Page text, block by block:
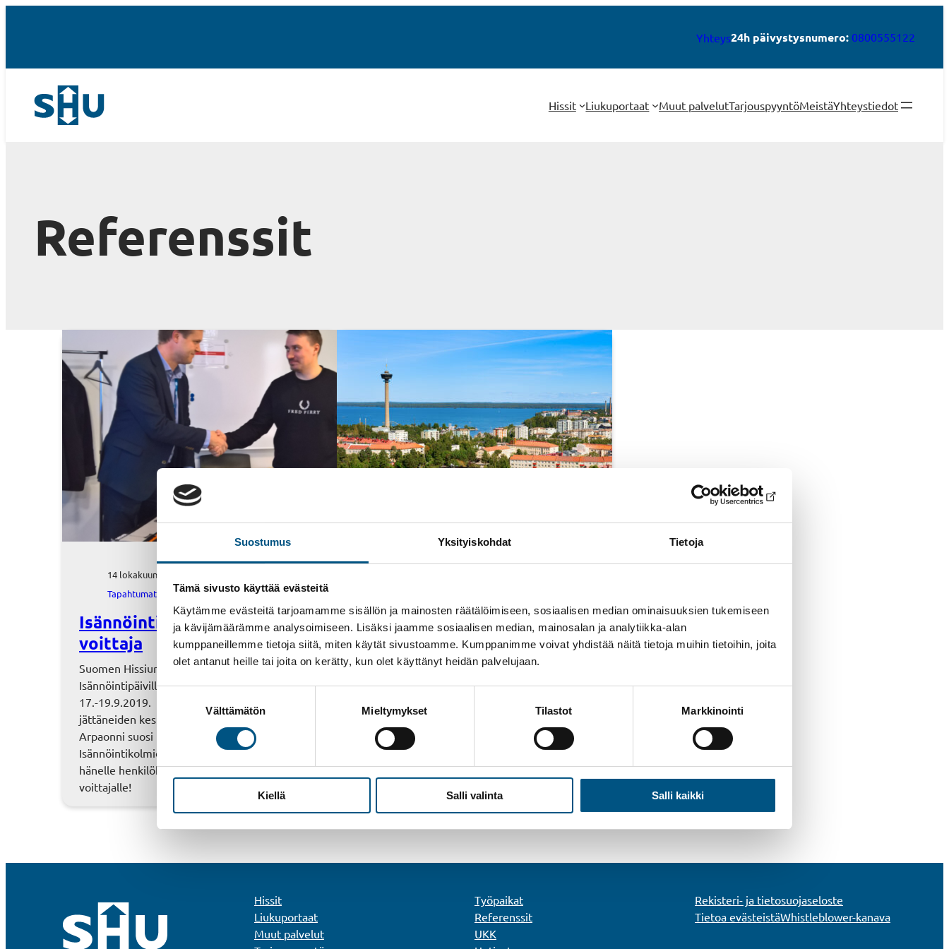
Suostumus Yksityiskohdat Tietoja
Tämä sivusto käyttää evästeitä
Käytämme evästeitä tarjoamamme sisällön ja mainosten räätälöimiseen, sosiaalisen median ominaisuuksien tukemiseen
ja kävijämäärämme analysoimiseen. Lisäksi jaamme sosiaalisen median, mainosalan ja analytiikka-alan
kumppaneillemme tietoja siitä, miten käytät sivustoamme. Kumppanimme voivat yhdistää näitä tietoja muihin tietoihin, joita
olet antanut heille tai joita on kerätty, kun olet käyttänyt heidän palvelujaan.
Suostumuksen
Välttämätön Mieltymykset Tilastot Markkinointi
Kiellä Salli valinta Salli kaikki
Yhteys24h päivystysnumero: 0800555122
Hissit Liukuportaat Muut palvelutTarjouspyyntöMeistäYhteystiedot
Referenssit
14 lokakuun, 2019
Tapahtumat
Isännöintipäivien arvonnan
voittaja
Suomen Hissiurakointi osallistui Isännöintiliiton
Isännöintipäiville Helsingin Hartwall Areenalla
17.-19.9.2019. Osastollamme yhteystietonsa
jättäneiden kesken arvottiin sähköpotkulauta.
Arpaonni suosi isännöitsijä Riku Käkeä Kouvolan
Isännöintikolmiosta. Palkinto toimitettiin
hänelle henkilökohtaisesti Kouvolaan. Onnea
voittajalle!
Isännöintipäivät
17.-19.9.2019
Suomen Hissiurakointi osallistuu Isännöintiliiton
Isännöintipäiville Helsingin Hartwall Areenalla
Tule keskustelemaan kanssamme kiinteistösi
hissiasioista!
Hissit
Liukuportaat
Muut palvelut
Työpaikat
Referenssit
UKK
Rekisteri- ja tietosuojaseloste
Tietoa evästeistäWhistleblower-kanava